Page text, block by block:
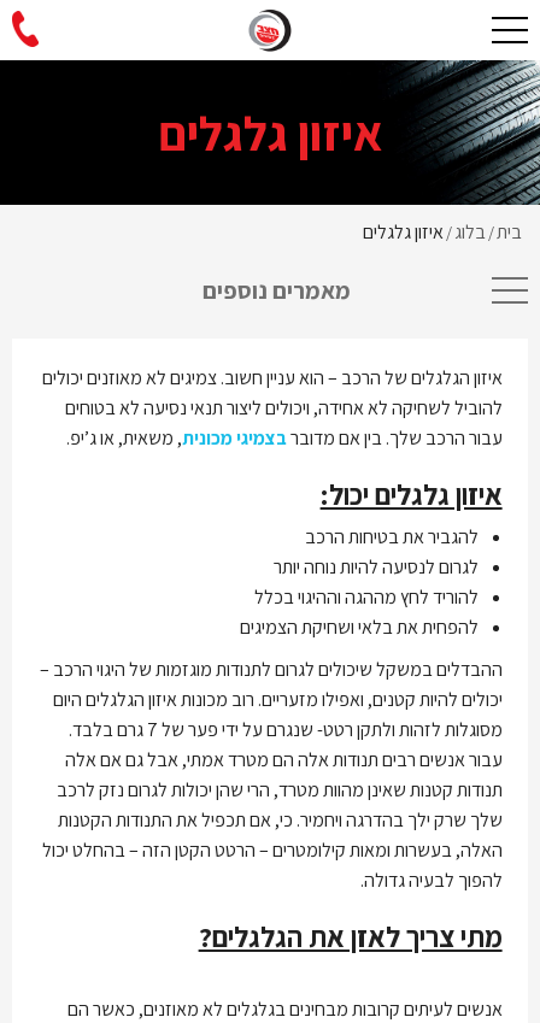
איזון גלגלים
בית/בלוג/איזון גלגלים
מאמרים נוספים
איזון הגלגלים של הרכב – הוא עניין חשוב. צמיגים לא מאוזנים יכולים
להוביל לשחיקה לא אחידה, ויכולים ליצור תנאי נסיעה לא בטוחים
עבור הרכב שלך. בין אם מדוברבצמיגי מכונית, משאית, או ג’יפ.
איזון גלגלים יכול:
להגביר את בטיחות הרכב
לגרום לנסיעה להיות נוחה יותר
להוריד לחץ מההגה וההיגוי בכלל
להפחית את בלאי ושחיקת הצמיגים
ההבדלים במשקל שיכולים לגרום לתנודות מוגזמות של היגוי הרכב –
יכולים להיות קטנים, ואפילו מזעריים. רוב מכונות איזון הגלגלים היום
מסוגלות לזהות ולתקן רטט- שנגרם על ידי פער של 7 גרם בלבד.
עבור אנשים רבים תנודות אלה הם מטרד אמתי, אבל גם אם אלה
תנודות קטנות שאינן מהוות מטרד, הרי שהן יכולות לגרום נזק לרכב
שלך שרק ילך בהדרגה ויחמיר. כי, אם תכפיל את התנודות הקטנות
האלה, בעשרות ומאות קילומטרים – הרטט הקטן הזה – בהחלט יכול
להפוך לבעיה גדולה.
מתי צריך לאזן את הגלגלים?
אנשים לעיתים קרובות מבחינים בגלגלים לא מאוזנים, כאשר הם